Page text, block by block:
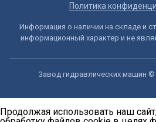
Политика
Информация о наличии на складе и
информационный характер и не
Завод гидравлических машин
Продолжая использовать наш